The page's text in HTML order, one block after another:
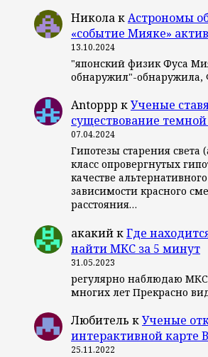
НиколакАстрономы
«событие Мияке»
13.10.2024
"японский физик Фуса
обнаружил"-обнаружила,
Antoppp кУченые
существование
07.04.2024
Гипотезы старения
класс опровергнутых
качестве
зависимости красного
расстояния…
акакийкГде
найти МКС за 5 минут
31.05.2023
регулярно наблюдаю
многих лет Прекрасно
Любитель кУченые
интерактивной карте
25.11.2022